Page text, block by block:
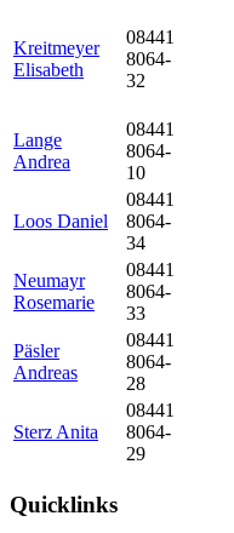
Kreitmeyer
Elisabeth
08441
8064-
32
Lange
Andrea
08441
8064-
10
Loos Daniel
08441
8064-
34
Neumayr
Rosemarie
08441
8064-
33
Päsler
Andreas
08441
8064-
28
Sterz Anita
08441
8064-
29
Quicklinks